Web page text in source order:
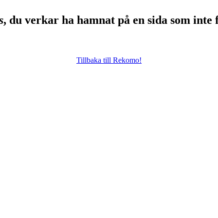
, du verkar ha hamnat på en sida som inte
Tillbaka till Rekomo!